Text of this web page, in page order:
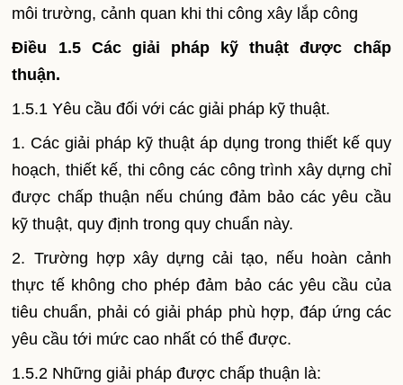
môi trường, cảnh quan khi thi công xây lắp công
Điều 1.5 Các giải pháp kỹ thuật được chấp
thuận.
1.5.1 Yêu cầu đối với các giải pháp kỹ thuật.
1. Các giải pháp kỹ thuật áp dụng trong thiết kế quy
hoạch, thiết kế, thi công các công trình xây dựng chỉ
được chấp thuận nếu chúng đảm bảo các yêu cầu
kỹ thuật, quy định trong quy chuẩn này.
2. Trường hợp xây dựng cải tạo, nếu hoàn cảnh
thực tế không cho phép đảm bảo các yêu cầu của
tiêu chuẩn, phải có giải pháp phù hợp, đáp ứng các
yêu cầu tới mức cao nhất có thể được.
1.5.2 Những giải pháp được chấp thuận là: